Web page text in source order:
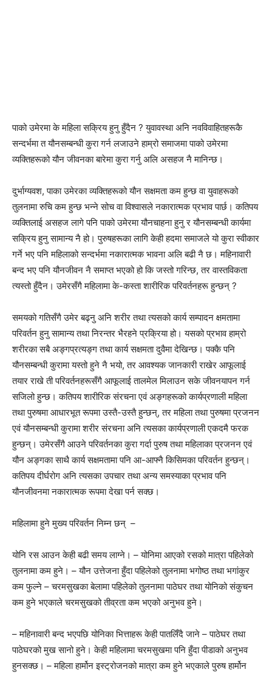
पाको उमेरमा के महिला सक्रिय हुनु हुँदैन ? युवावस्था अनि नवविवाहितहरूकै
सन्दर्भमा त यौनसम्बन्धी कुरा गर्न लजाउने हाम्रो समाजमा पाको उमेरमा
व्यक्तिहरूको यौन जीवनका बारेमा कुरा गर्नु अलि असहज नै मानिन्छ।
दुर्भाग्यवश, पाका उमेरका व्यक्तिहरूको यौन सक्षमता कम हुन्छ वा युवाहरूको
तुलनामा रुचि कम हुन्छ भन्ने सोच वा विश्वासले नकारात्मक प्रभाव पार्छ। कतिपय
व्यक्तिलाई असहज लागे पनि पाको उमेरमा यौनचाहना हुनु र यौनसम्बन्धी कार्यमा
सक्रिय हुनु सामान्य नै हो। पुरुषहरूका लागि केही हदमा समाजले यो कुरा स्वीकार
गर्ने भए पनि महिलाको सन्दर्भमा नकारात्मक भावना अलि बढी नै छ। महिनावारी
बन्द भए पनि यौनजीवन नै समाप्त भएको हो कि जस्तो गरिन्छ, तर वास्तविकता
त्यस्तो हुँदैन। उमेरसँगै महिलामा के-कस्ता शारीरिक परिवर्तनहरू हुन्छन् ?
समयको गतिसँगै उमेर बढ्नु अनि शरीर तथा त्यसको कार्य सम्पादन क्षमतामा
परिवर्तन हुनु सामान्य तथा निरन्तर भैरहने प्रक्रिया हो। यसको प्रभाव हाम्रो
शरीरका सबै अङ्गप्रत्यङ्ग तथा कार्य सक्षमता दुवैमा देखिन्छ। पक्कै पनि
यौनसम्बन्धी कुरामा यस्तो हुने नै भयो, तर आवश्यक जानकारी राखेर आफूलाई
तयार राखे ती परिवर्तनहरूसँगै आफूलाई तालमेल मिलाउन सके जीवनयापन गर्न
सजिलो हुन्छ। कतिपय शारीरिक संरचना एवं अङ्गहरूको कार्यप्रणाली महिला
तथा पुरुषमा आधारभूत रूपमा उस्तै-उस्तै हुन्छन्, तर महिला तथा पुरुषमा प्रजनन
एवं यौनसम्बन्धी कुरामा शरीर संरचना अनि त्यसका कार्यप्रणाली एकदमै फरक
हुन्छन्। उमेरसँगै आउने परिवर्तनका कुरा गर्दा पुरुष तथा महिलाका प्रजनन एवं
यौन अङ्गका साथै कार्य सक्षमतामा पनि आ-आफ्नै किसिमका परिवर्तन हुन्छन्।
कतिपय दीर्घरोग अनि त्यसका उपचार तथा अन्य समस्याका प्रभाव पनि
यौनजीवनमा नकारात्मक रूपमा देखा पर्न सक्छ।
महिलामा हुने मुख्य परिवर्तन निम्न छन् –
योनि रस आउन केही बढी समय लाग्ने। – योनिमा आएको रसको मात्रा पहिलेको
तुलनामा कम हुने। – यौन उत्तेजना हुँदा पहिलेको तुलनामा भगोष्ठ तथा भगांकुर
कम फुल्ने – चरमसुखका बेलामा पहिलेको तुलनामा पाठेघर तथा योनिको संकुचन
कम हुने भएकाले चरमसुखको तीव्रता कम भएको अनुभव हुने।
– महिनावारी बन्द भएपछि योनिका भित्ताहरू केही पातलिँदै जाने – पाठेघर तथा
पाठेघरको मुख सानो हुने। केही महिलामा चरमसुखमा पनि हुँदा पीडाको अनुभव
हुनसक्छ। – महिला हार्मोन इस्ट्रोजनको मात्रा कम हुने भएकाले पुरुष हार्मोन